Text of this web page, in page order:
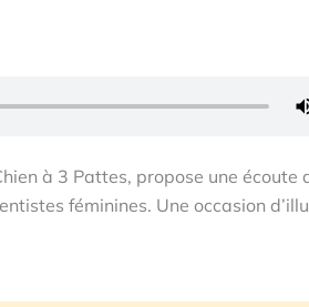
à 3 Pattes, propose une écoute
féminines. Une occasion